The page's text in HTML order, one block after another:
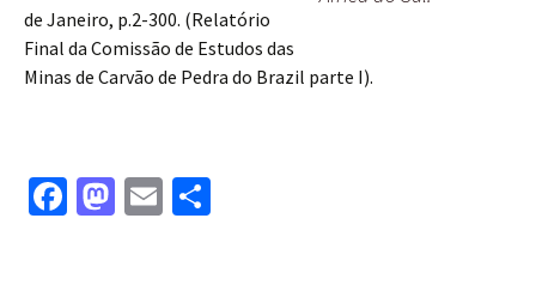
de Janeiro, p.2-300. (Relatório
Final da Comissão de Estudos das
Minas de Carvão de Pedra do Brazil parte I).
Fa M E